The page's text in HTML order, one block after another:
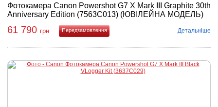
Фотокамера Canon Powershot G7 X Mark III Graphite 30th
Anniversary Edition (7563C013) (ЮВІЛЕЙНА МОДЕЛЬ)
61 790 грн
Детальніше